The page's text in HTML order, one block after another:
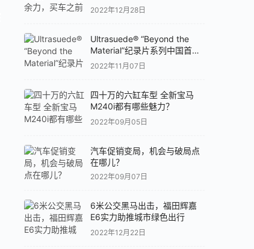
毛吧！
2022年12月28日
Ultrasuede® “Beyond the
Material”纪录片系列中国首发
专题论坛
2022年11月07日
四十万的六缸车型 全新宝马
M240i都有哪些魅力？
2022年09月05日
汽车促销变局，机会与破局点
在哪儿？
2022年09月07日
6米公交黑马出击，福田辉嘉
E6实力助推城市绿色出行
2022年12月22日